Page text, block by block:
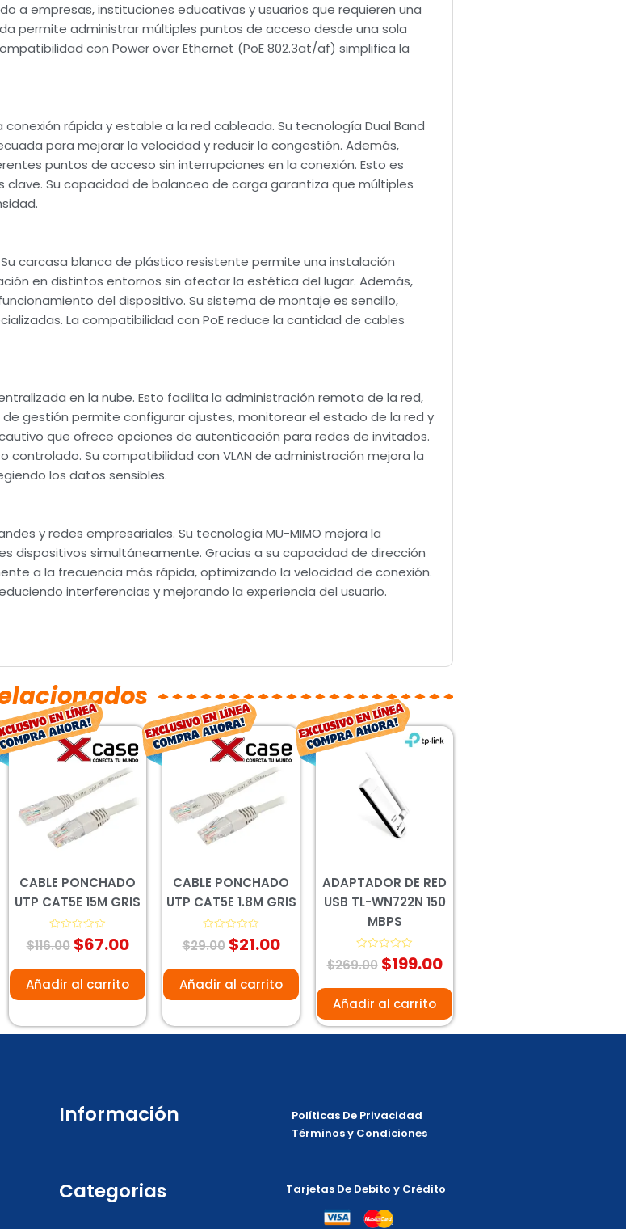
a empresas, instituciones educativas y usuarios que requieren una
permite administrar múltiples puntos de acceso desde una sola
con Power over Ethernet (PoE 802.3at/af) simplifica la
rápida y estable a la red cableada. Su tecnología Dual Band
para mejorar la velocidad y reducir la congestión. Además,
puntos de acceso sin interrupciones en la conexión. Esto es
Su capacidad de balanceo de carga garantiza que múltiples
carcasa blanca de plástico resistente permite una instalación
en distintos entornos sin afectar la estética del lugar. Además,
del dispositivo. Su sistema de montaje es sencillo,
La compatibilidad con PoE reduce la cantidad de cables
en la nube. Esto facilita la administración remota de la red,
gestión permite configurar ajustes, monitorear el estado de la red y
que ofrece opciones de autenticación para redes de invitados.
Su compatibilidad con VLAN de administración mejora la
los datos sensibles.
y redes empresariales. Su tecnología MU-MIMO mejora la
dispositivos simultáneamente. Gracias a su capacidad de dirección
a la frecuencia más rápida, optimizando la velocidad de conexión.
interferencias y mejorando la experiencia del usuario.
CABLE PONCHADO
UTP CAT5E 15M GRIS
Valorado
con
de
$116.00
El
precio
original
era:
$116.00.
$67.00
precio
actual
es:
$67.00.
Añadir al carrito
CABLE PONCHADO
UTP CAT5E 1.8M GRIS
Valorado
con
de
$29.00
El
precio
original
era:
$29.00.
$21.00
precio
es:
Añadir al carrito
ADAPTADOR DE RED
USB TL-WN722N 150
MBPS
Valorado
con
de
$269.00
El
original
era:
$269.00.
$199.00
El
Añadir al carrito
Información
Categorias
Políticas De Privacidad
Términos y Condiciones
Tarjetas De Debito y Crédito